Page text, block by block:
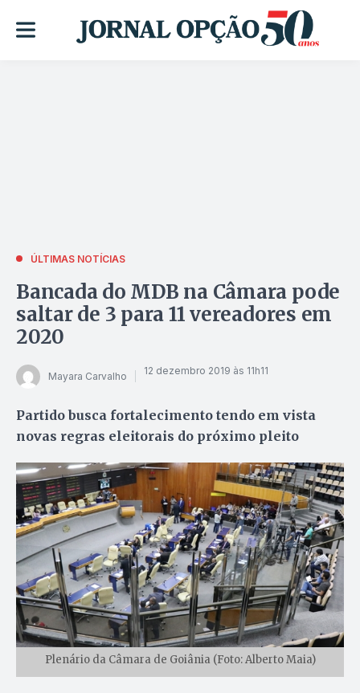
ÚLTIMAS NOTÍCIAS
Bancada do MDB na Câmara pode
saltar de 3 para 11 vereadores em
2020
Mayara Carvalho 12 dezembro 2019 às 11h11
Partido busca fortalecimento tendo em vista
novas regras eleitorais do próximo pleito
Plenário da Câmara de Goiânia (Foto: Alberto Maia)